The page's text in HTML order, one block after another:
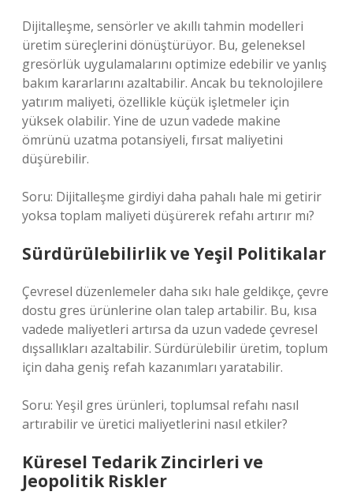
Dijitalleşme, sensörler ve akıllı tahmin modelleri
üretim süreçlerini dönüştürüyor. Bu, geleneksel
gresörlük uygulamalarını optimize edebilir ve yanlış
bakım kararlarını azaltabilir. Ancak bu teknolojilere
yatırım maliyeti, özellikle küçük işletmeler için
yüksek olabilir. Yine de uzun vadede makine
ömrünü uzatma potansiyeli, fırsat maliyetini
düşürebilir.
Soru: Dijitalleşme girdiyi daha pahalı hale mi getirir
yoksa toplam maliyeti düşürerek refahı artırır mı?
Sürdürülebilirlik ve Yeşil Politikalar
Çevresel düzenlemeler daha sıkı hale geldikçe, çevre
dostu gres ürünlerine olan talep artabilir. Bu, kısa
vadede maliyetleri artırsa da uzun vadede çevresel
dışsallıkları azaltabilir. Sürdürülebilir üretim, toplum
için daha geniş refah kazanımları yaratabilir.
Soru: Yeşil gres ürünleri, toplumsal refahı nasıl
artırabilir ve üretici maliyetlerini nasıl etkiler?
Küresel Tedarik Zincirleri ve
Jeopolitik Riskler